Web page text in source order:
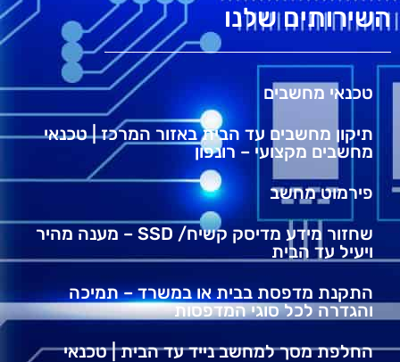
השירותים שלנו
טכנאי מחשבים
תיקון מחשבים עד הבית באזור המרכז | טכנאי
מחשבים מקצועי – רונפון
פירמוט מחשב
שחזור מידע מדיסק קשיח/ SSD – מענה מהיר
ויעיל עד הבית
התקנת מדפסת בבית או במשרד – תמיכה
והגדרה לכל סוגי המדפסות
החלפת מסך למחשב נייד עד הבית | טכנאי